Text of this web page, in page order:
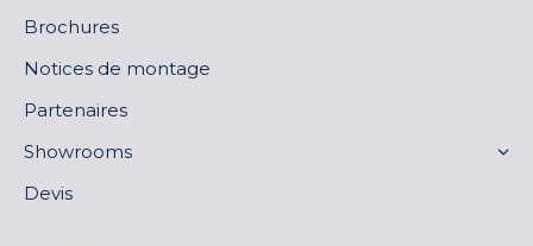
Brochures
Notices de montage
Partenaires
Showrooms
Devis